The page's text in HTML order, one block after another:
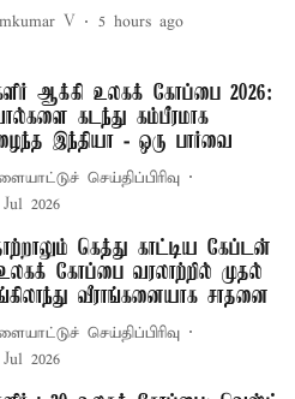
V 5 hours ago
ஆக்கி உலகக் கோப்பை 2026:
கடந்து கம்பீரமாக
இந்தியா - ஒரு பார்வை
செய்திப்பிரிவு
2026
கெத்து காட்டிய கேப்டன்
கோப்பை வரலாற்றில் முதல்
வீராங்கனையாக சாதனை
செய்திப்பிரிவு
2026